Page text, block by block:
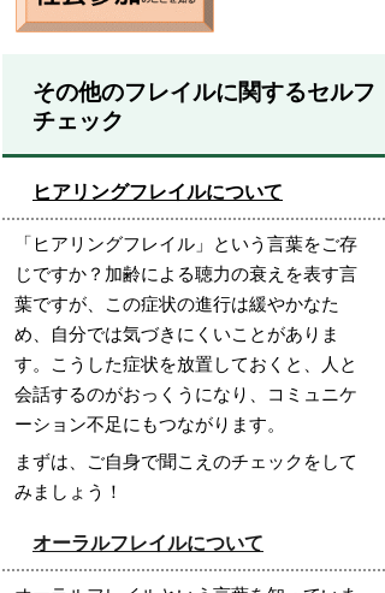
その他のフレイルに関するセルフ
チェック
ヒアリングフレイルについて
「ヒアリングフレイル」という言葉をご存
じですか？加齢による聴力の衰えを表す言
葉ですが、この症状の進行は緩やかなた
め、自分では気づきにくいことがありま
す。 こうした症状を放置しておくと、人と
会話するのがおっくうになり、コミュニケ
ーション不足にもつながります。
まずは、ご自身で聞こえのチェックをして
みましょう！
オーラルフレイルについて